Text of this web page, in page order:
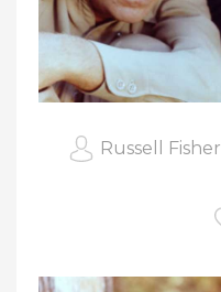
Russell Fisher